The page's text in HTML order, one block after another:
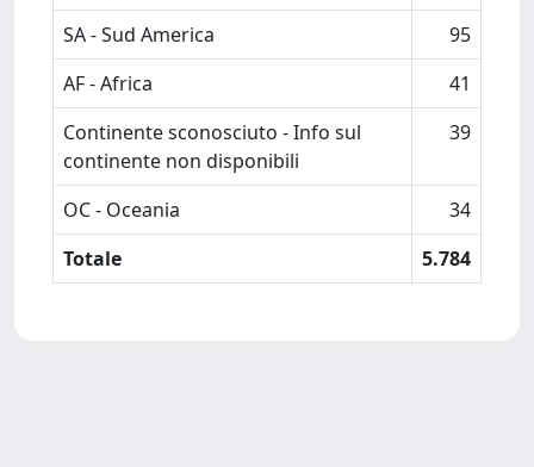
SA - Sud America
95
AF - Africa
41
Continente sconosciuto - Info sul
continente non disponibili
39
OC - Oceania
34
Totale
5.784